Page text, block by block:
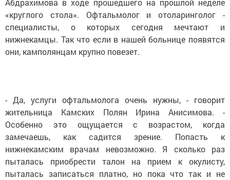
Абдрахимова в ходе прошедшего на прошлой неделе
«круглого стола». Офтальмолог и отоларинголог -
специалисты, о которых сегодня мечтают и
нижнекамцы. Так что если в нашей больнице появятся
они, камполянцам крупно повезет.
- Да, услуги офтальмолога очень нужны, - говорит
жительница Камских Полян Ирина Анисимова. -
Особенно это ощущается с возрастом, когда
замечаешь, как садится зрение. Попасть к
нижнекамским врачам невозможно. Я сколько раз
пыталась приобрести талон на прием к окулисту,
пыталась записаться платно, но пока что так и не